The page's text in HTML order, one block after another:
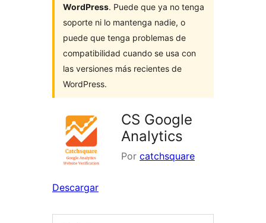
WordPress. Puede que ya no tenga
soporte ni lo mantenga nadie, o
puede que tenga problemas de
compatibilidad cuando se usa con
las versiones más recientes de
WordPress.
CS Google
Analytics
Por catchsquare
Descargar